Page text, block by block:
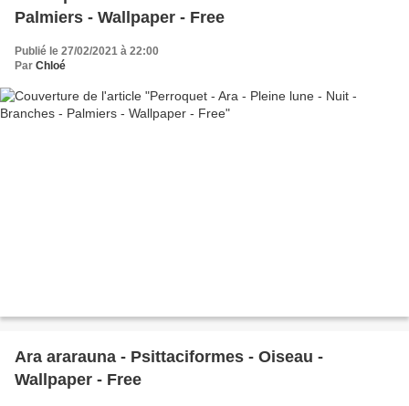
Palmiers - Wallpaper - Free
Publié le 27/02/2021 à 22:00
Par Chloé
Ara ararauna - Psittaciformes - Oiseau -
Wallpaper - Free